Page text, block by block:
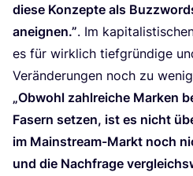
die­se Kon­zep­te als
aneig­nen.”. Im
es für wirk­lich tief­grün­di­ge
Ver­än­de­run­gen noch zu
„Obwohl zahl­rei­che Mar­ken
Fasern set­zen, ist es nicht
im Main­stream-Markt noch
und die Nach­fra­ge